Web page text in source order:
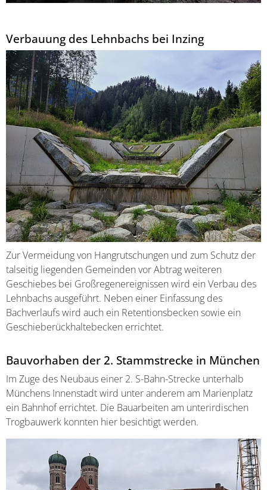
Verbauung des Lehnbachs bei Inzing
Zur Vermeidung von Hangrutschungen und zum Schutz der
talseitig liegenden Gemeinden vor Abtrag weiteren
Geschiebes bei Großregenereignissen wird ein Verbau des
Lehnbachs ausgeführt. Neben einer Einfassung des
Bachverlaufs wird auch ein Retentionsbecken sowie ein
Geschieberückhaltebecken errichtet.
Bauvorhaben der 2. Stammstrecke in München
Im Zuge des Neubaus einer 2. S-Bahn-Strecke unterhalb
Münchens Innenstadt wird unter anderem am Marienplatz
ein Bahnhof errichtet. Die Bauarbeiten am unterirdischen
Trogbauwerk konnten hier besichtigt werden.